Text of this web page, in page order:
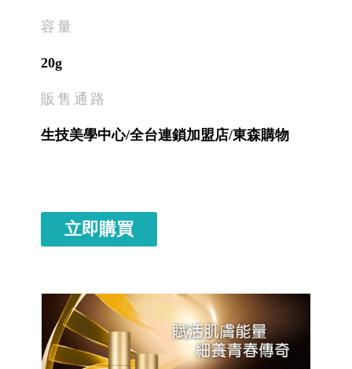
容量
20g
販售通路
生技美學中心/全台連鎖加盟店/東森購物
立即購買